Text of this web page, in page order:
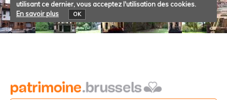
utilisant ce dernier, vous acceptez l'utilisation des cookies.
En savoir plus
OK